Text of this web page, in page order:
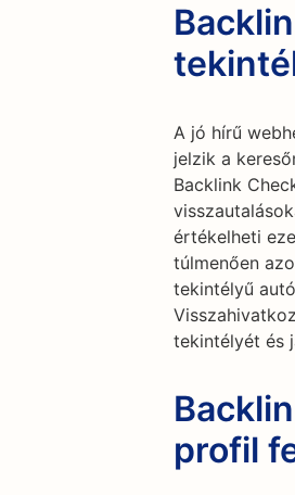
A jó hírű
jelzik a
Backlink
értékelheti
túlmenően
tekintélyű
tekintélyét és
profil